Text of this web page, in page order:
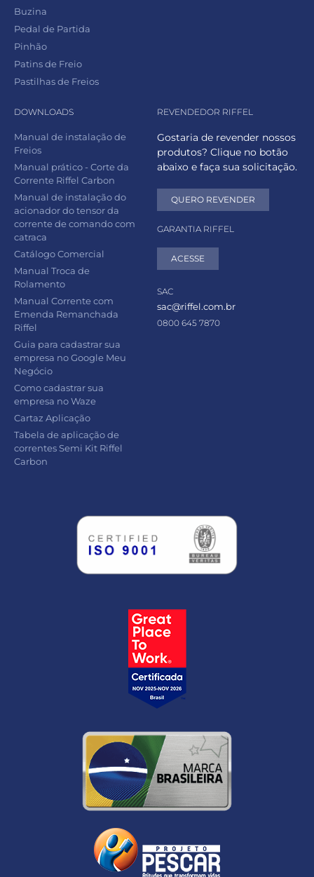
Buzina
Pedal de Partida
Pinhão
Patins de Freio
Pastilhas de Freios
DOWNLOADS
Manual de instalação de
Freios
Manual prático - Corte da
Corrente Riffel Carbon
Manual de instalação do
acionador do tensor da
corrente de comando com
catraca
Catálogo Comercial
Manual Troca de
Rolamento
Manual Corrente com
Emenda Remanchada
Riffel
Guia para cadastrar sua
empresa no Google Meu
Negócio
Como cadastrar sua
empresa no Waze
Cartaz Aplicação
Tabela de aplicação de
correntes Semi Kit Riffel
Carbon
REVENDEDOR RIFFEL
Gostaria de revender nossos
produtos? Clique no botão
abaixo e faça sua solicitação.
QUERO REVENDER
GARANTIA RIFFEL
ACESSE
SAC
sac@riffel.com.br
0800 645 7870